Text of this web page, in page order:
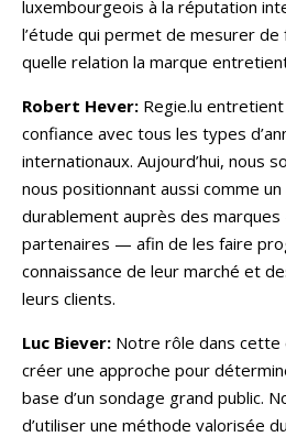
luxembourgeois à la réputation
l’étude qui permet de mesurer
quelle relation la marque
Robert Hever: Regie.lu
confiance avec tous les types
internationaux. Aujourd’hui, nous
nous positionnant aussi comme un
durablement auprès des marques
partenaires — afin de les faire
connaissance de leur marché et
leurs clients.
Luc Biever: Notre rôle dans
créer une approche pour
base d’un sondage grand public.
d’utiliser une méthode valorisée